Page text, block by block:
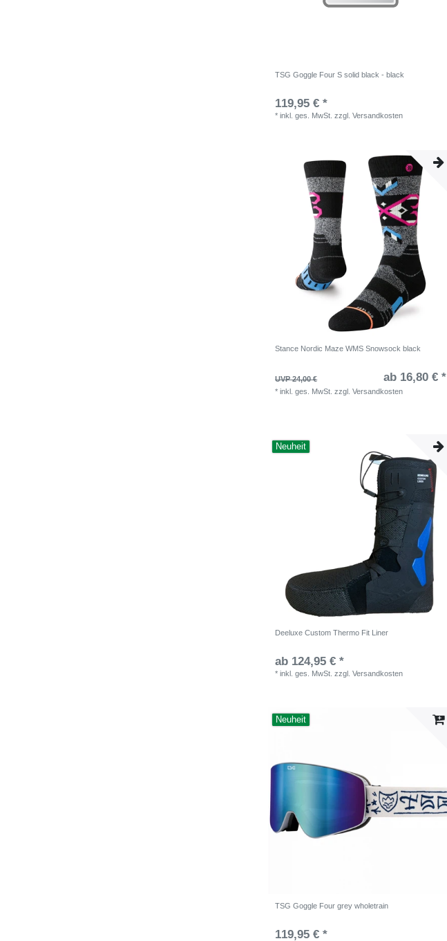
TSG Goggle Four S solid black - black
119,95 € *
*inkl. ges. MwSt. zzgl.Versandkosten
Stance Nordic Maze WMS Snowsock black
UVP 24,00 € ab 16,80 € *
*inkl. ges. MwSt. zzgl.Versandkosten
Neuheit
Deeluxe Custom Thermo Fit Liner
ab 124,95 € *
*inkl. ges. MwSt. zzgl.Versandkosten
Neuheit
TSG Goggle Four grey wholetrain
119,95 € *